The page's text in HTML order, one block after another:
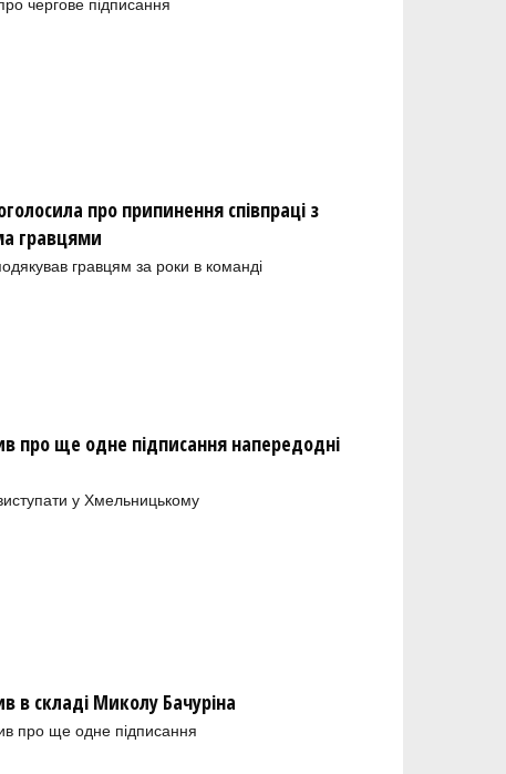
чергове підписання
про припинення співпраці з
гравцями
гравцям за роки в команді
про ще одне підписання напередодні
у Хмельницькому
складі Миколу Бачуріна
про ще одне підписання